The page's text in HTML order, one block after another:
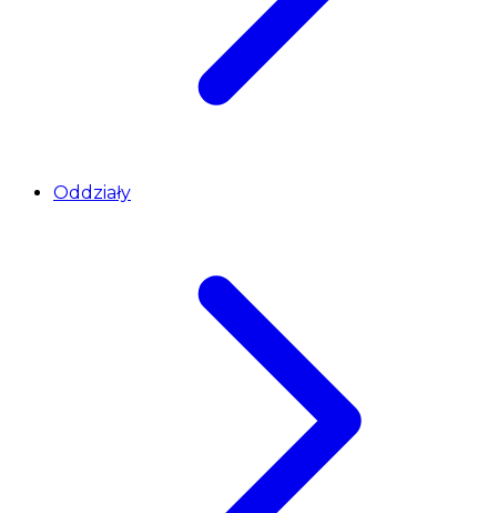
Oddziały